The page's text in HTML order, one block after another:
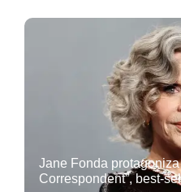
Jane Fonda
Correspondent”, best-